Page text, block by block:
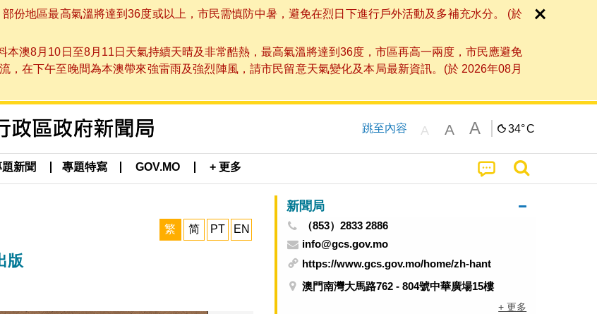
份地區最高氣溫將達到36度或以上，市民需慎防中暑，避免在烈日下進行戶外活動及多補充水分。 (於
澳8月10日至8月11日天氣持續天晴及非常酷熱，最高氣溫將達到36度，市區再高一兩度，市民應避免
在下午至晚間為本澳帶來強雷雨及強烈陣風，請市民留意天氣變化及本局最新資訊。(於 2026年08月
跳至內容 A A A 34°C
新聞 專題特寫 GOV.MO + 更多
繁 简 PT EN
版
新聞局
（853）2833 2886
info@gcs.gov.mo
https://www.gcs.gov.mo/home/zh-hant
澳門南灣大馬路762 - 804號中華廣場15樓
+ 更多